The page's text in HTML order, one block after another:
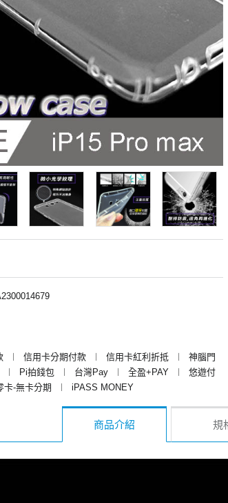
︱ 信用卡分期付款 ︱ 信用卡紅利折抵 ︱
神腦門
︱ Pi拍錢包 ︱ 台灣Pay ︱ 全盈+PAY ︱
悠遊付
卡-無卡分期 ︱ iPASS MONEY
商品介紹 規